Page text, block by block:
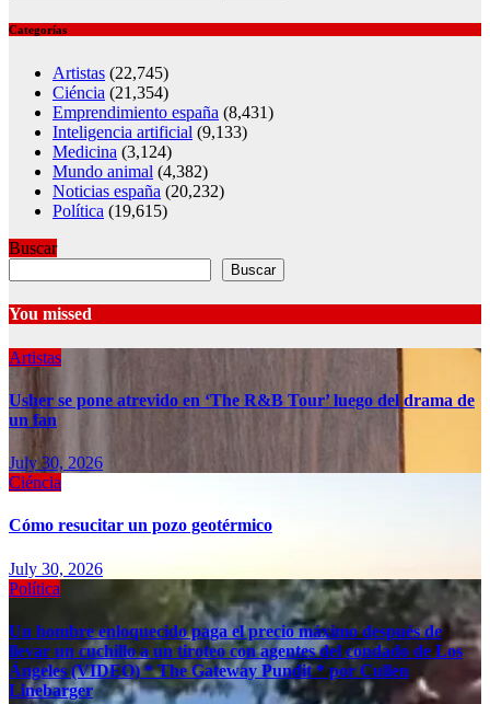
Categorías
Artistas (22,745)
Ciéncia (21,354)
Emprendimiento españa (8,431)
Inteligencia artificial (9,133)
Medicina (3,124)
Mundo animal (4,382)
Noticias españa (20,232)
Política (19,615)
Buscar
Buscar
You missed
Artistas
Usher se pone atrevido en ‘The R&B Tour’ luego del drama de
un fan
July 30, 2026
Ciéncia
Cómo resucitar un pozo geotérmico
July 30, 2026
Política
Un hombre enloquecido paga el precio máximo después de
llevar un cuchillo a un tiroteo con agentes del condado de Los
Ángeles (VIDEO) * The Gateway Pundit * por Cullen
Linebarger